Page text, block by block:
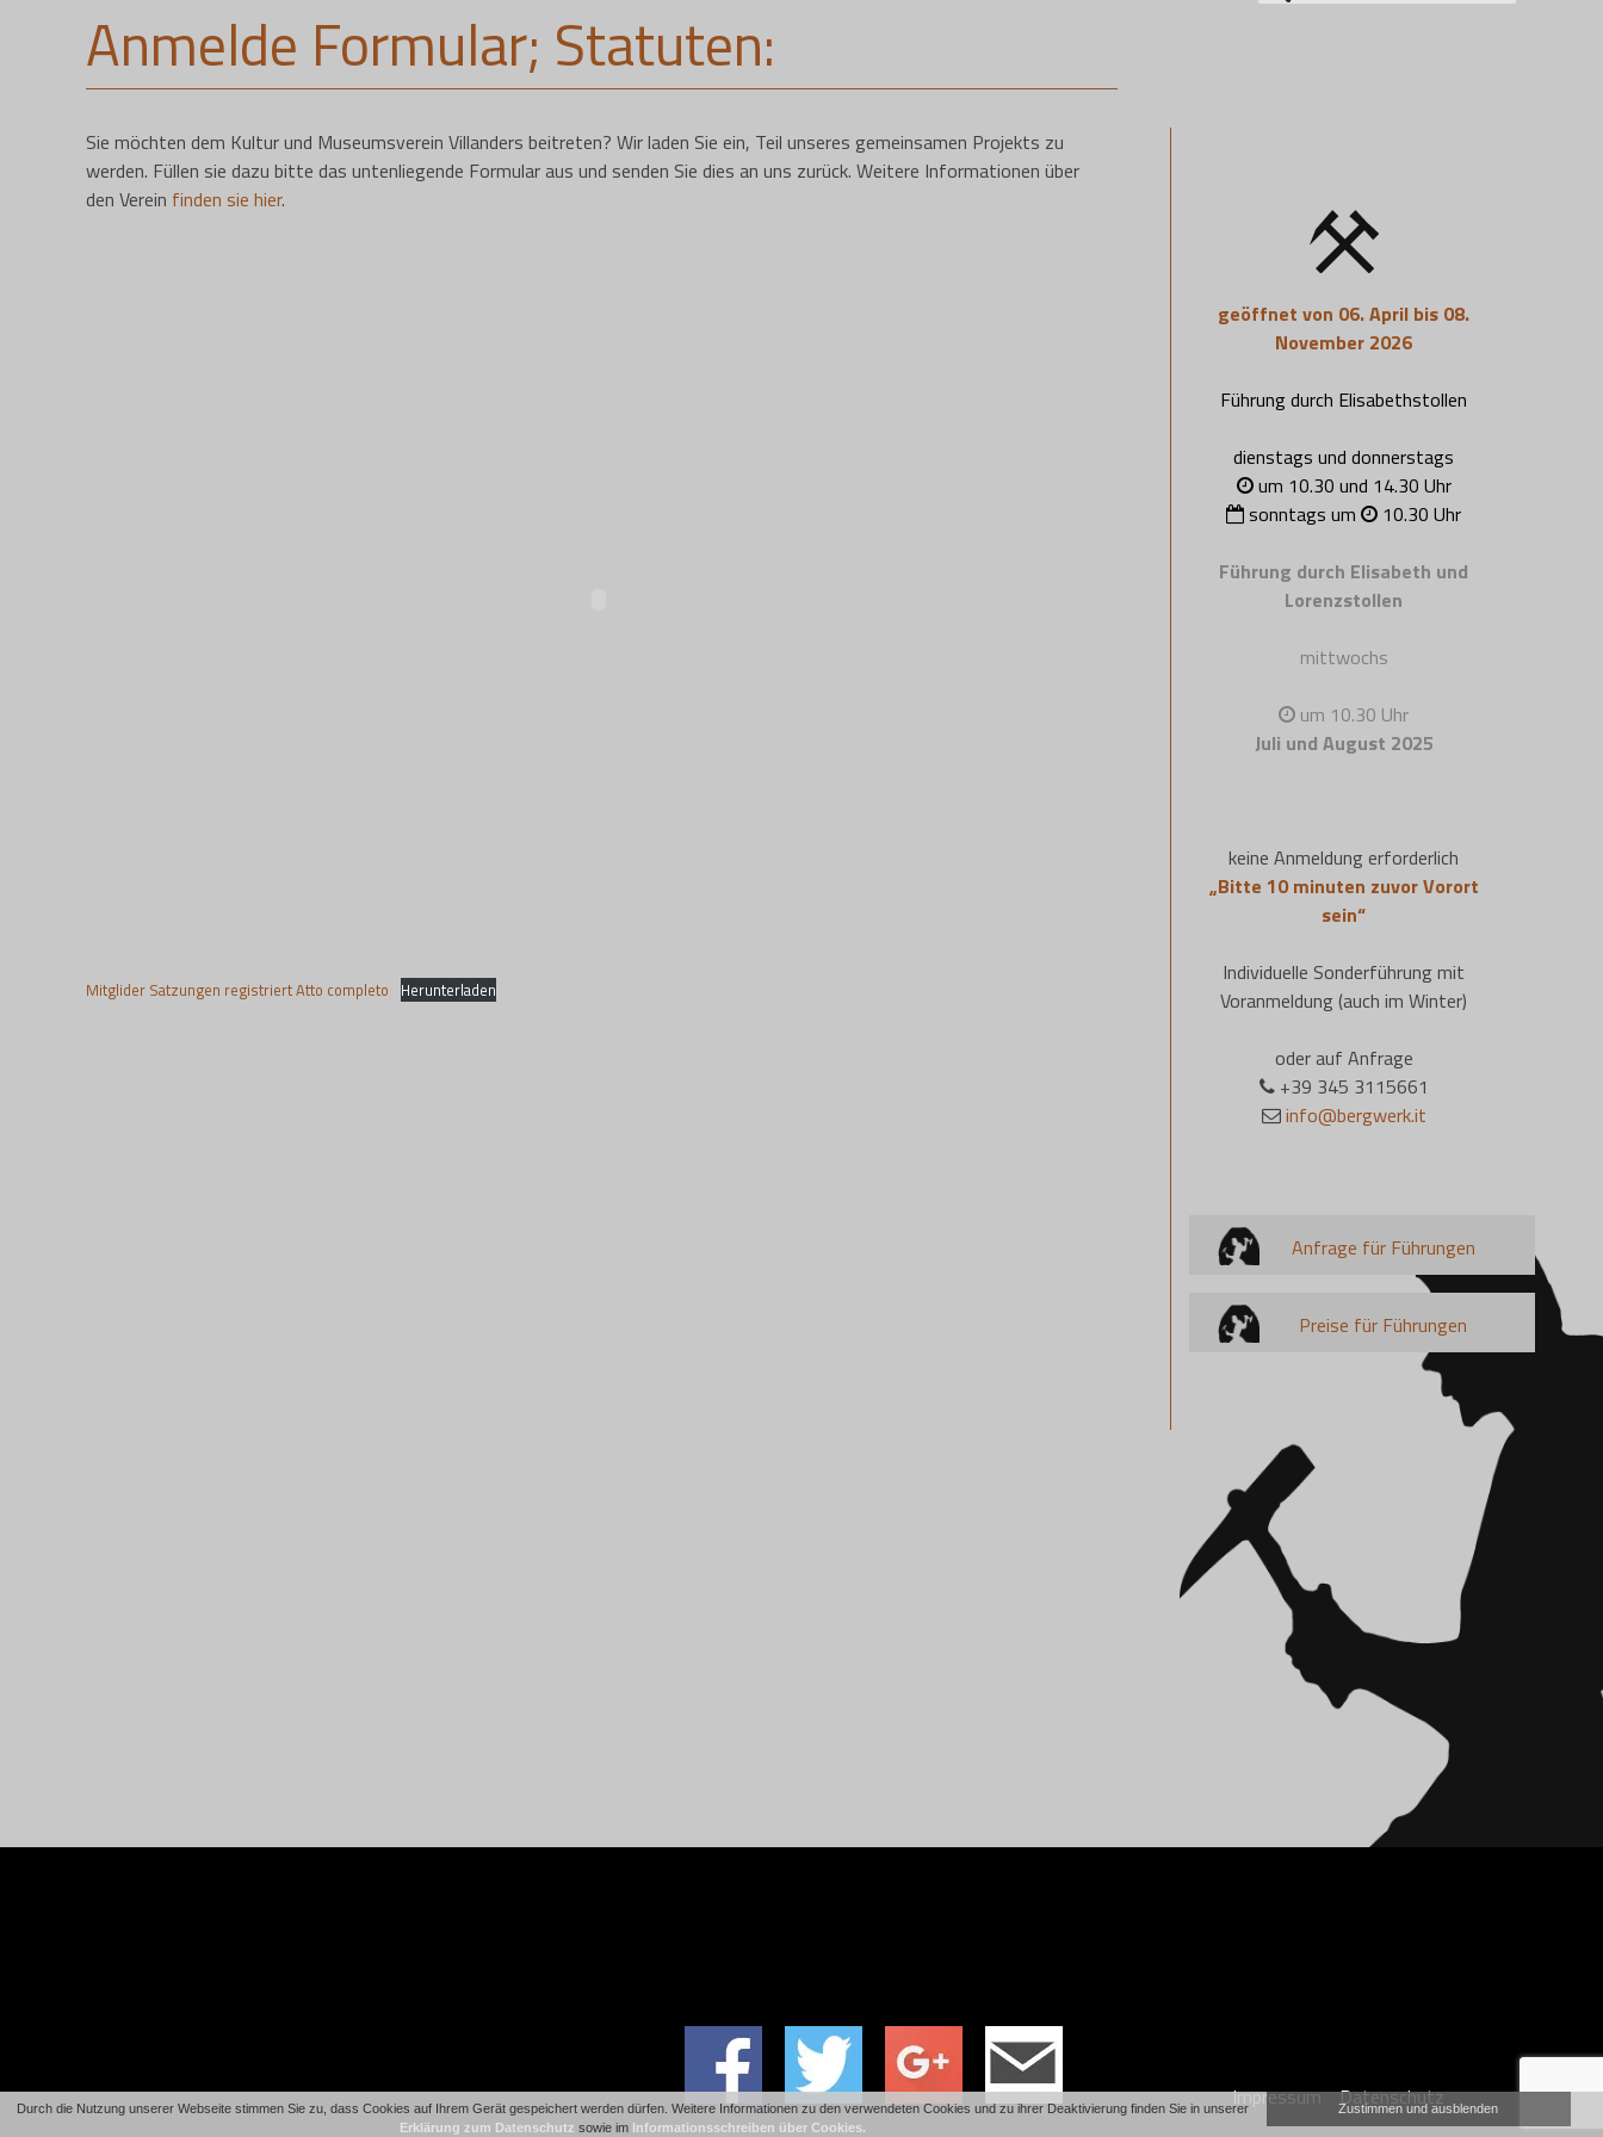
nach:
Anmelde Formular; Statuten:
Sie möchten dem Kultur und Museumsverein Villanders beitreten? Wir laden Sie ein, Teil unseres gemeinsamen Projekts zu
werden. Füllen sie dazu bitte das untenliegende Formular aus und senden Sie dies an uns zurück. Weitere Informationen über
den Verein finden sie hier.
Mitglider Satzungen registriert Atto completo Herunterladen
geöffnet von 06. April bis 08.
November 2026
Führung durch Elisabethstollen
dienstags und donnerstags
um 10.30 und 14.30 Uhr
sonntags um
10.30 Uhr
Führung durch Elisabeth und
Lorenzstollen
mittwochs
um 10.30 Uhr
Juli und August 2025
keine Anmeldung erforderlich
„Bitte 10 minuten zuvor Vorort
sein“
Individuelle Sonderführung mit
Voranmeldung (auch im Winter)
oder auf Anfrage
+39 345 3115661
info@bergwerk.it
Anfrage für Führungen
Preise für Führungen
Impressum Datenschutz
Durch die Nutzung unserer Webseite stimmen Sie zu, dass Cookies auf Ihrem Gerät gespeichert werden dürfen. Weitere Informationen zu den verwendeten Cookies und zu ihrer Deaktivierung finden Sie in unserer
Erklärung zum Datenschutz sowie im Informationsschreiben über Cookies.
Zustimmen und ausblenden